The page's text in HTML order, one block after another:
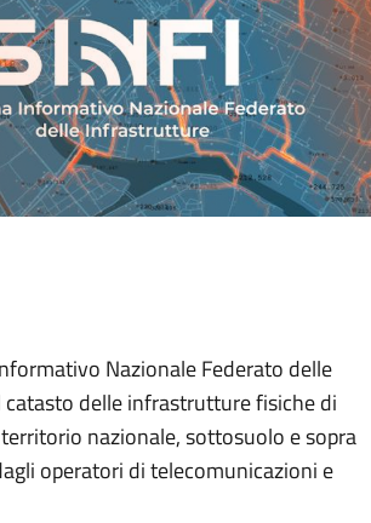
Nazionale Federato delle
delle infrastrutture fisiche di
nazionale, sottosuolo e sopra
operatori di telecomunicazioni e